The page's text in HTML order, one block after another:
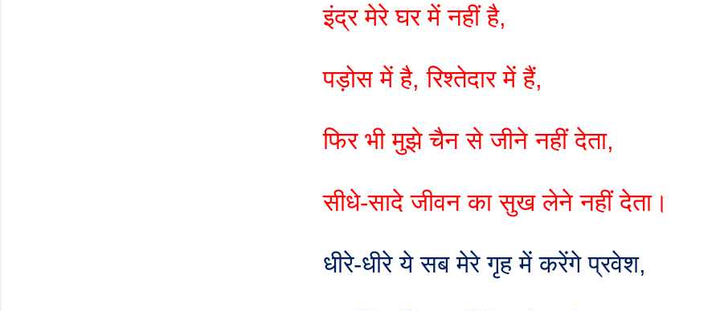
इंद्र मेरे घर में नहीं है,
पड़ोस में है, रिश्तेदार में हैं,
फिर भी मुझे चैन से जीने नहीं देता,
सीधे-सादे जीवन का सुख लेने नहीं देता।
धीरे-धीरे ये सब मेरे गृह में करेंगे प्रवेश,